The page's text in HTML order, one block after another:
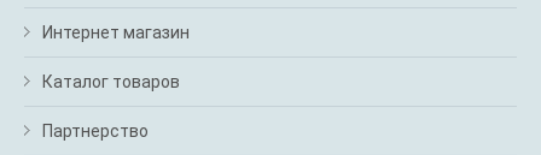
Интернет магазин
Каталог товаров
Партнерство